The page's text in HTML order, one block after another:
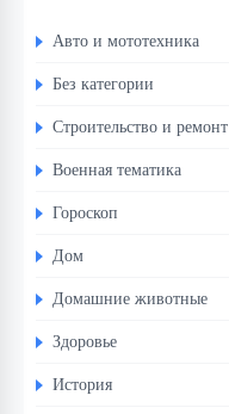
Авто и мототехника
Без категории
Строительство и ремонт
Военная тематика
Гороскоп
Дом
Домашние животные
Здоровье
История